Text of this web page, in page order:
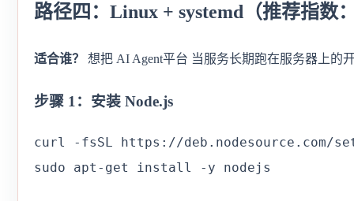
路径四：Linux + systemd（推荐指数：
适合谁？ 想把 AI Agent平台 当服务长期跑在服务器上的
步骤 1：安装 Node.js
curl -fsSL https://deb.nodesource.com/
sudo apt-get install -y nodejs